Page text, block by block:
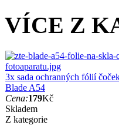
VÍCE Z
3x sada ochranných fólií
Blade A54
Cena:179Kč
Skladem
Z kategorie